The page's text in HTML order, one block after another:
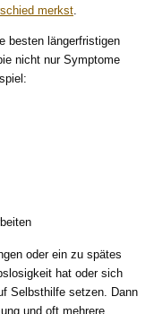
merkst.
besten längerfristigen
nicht nur Symptome
oder ein zu spätes
hat oder sich
Selbsthilfe setzen. Dann
und oft mehrere